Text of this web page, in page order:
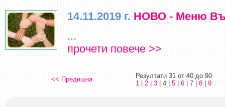
14.11.2019 г. НОВО - Меню
...
прочети повече >>
<< Предишна
Резултати 31 от 40 до 90
1
2 3 | 4 | 5 6 7 8 9